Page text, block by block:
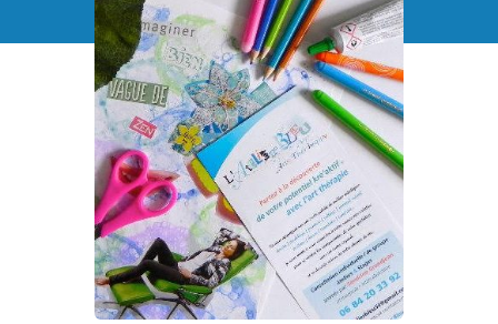
Menu